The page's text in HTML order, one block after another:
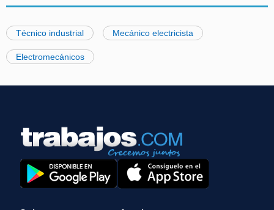
Técnico industrial Mecánico electricista
Electromecánicos